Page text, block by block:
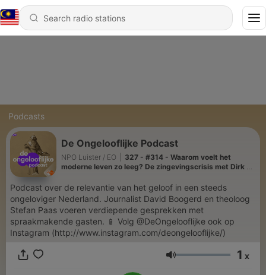
Podcasts
De Ongelooflijke Podcast
NPO Luister / EO
327 - #314 - Waarom voelt het
moderne leven zo leeg? De zingevingscrisis met Dirk de
Best Of Ongelooflijke
Podcast over de relevantie van het geloof in een steeds
ongeloviger Nederland. Journalist David Boogerd en theoloog
Stefan Paas voeren verdiepende gesprekken met
spraakmakende gasten. 📱 Volg @DeOngelooflijke ook op
Instagram (http://www.instagram.com/deongelooflijke/)
Volume 1 x